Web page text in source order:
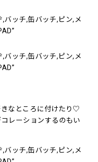
なところに付けたり♡
レーションするのもい